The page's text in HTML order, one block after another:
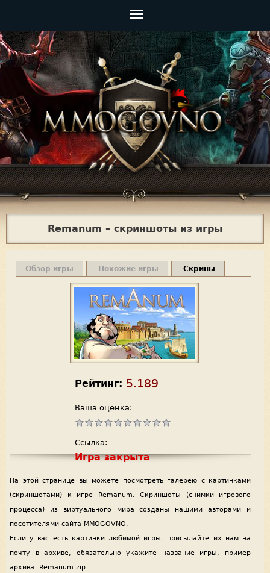
Главное
меню
Jump to navigation
Remanum – скриншоты из игры
Обзор игры Похожие игры Скрины
Рейтинг: 5.189
Ваша оценка:
Ссылка:
Игра закрыта
На этой странице вы можете посмотреть галерею с картинками
(скриншотами) к игре Remanum. Скриншоты (снимки игрового
процесса) из виртуального мира созданы нашими авторами и
посетителями сайта MMOGOVNO.
Если у вас есть картинки любимой игры, присылайте их нам на
почту в архиве, обязательно укажите название игры, пример
архива: Remanum.zip